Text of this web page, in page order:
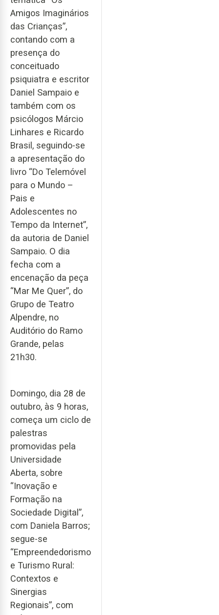
Amigos Imaginários
das Crianças”,
contando com a
presença do
conceituado
psiquiatra e escritor
Daniel Sampaio e
também com os
psicólogos Márcio
Linhares e Ricardo
Brasil, seguindo-se
a apresentação do
livro “Do Telemóvel
para o Mundo –
Pais e
Adolescentes no
Tempo da Internet”,
da autoria de Daniel
Sampaio. O dia
fecha com a
encenação da peça
“Mar Me Quer”, do
Grupo de Teatro
Alpendre, no
Auditório do Ramo
Grande, pelas
21h30.
Domingo, dia 28 de
outubro, às 9 horas,
começa um ciclo de
palestras
promovidas pela
Universidade
Aberta, sobre
“Inovação e
Formação na
Sociedade Digital”,
com Daniela Barros;
segue-se
“Empreendedorismo
e Turismo Rural:
Contextos e
Sinergias
Regionais”, com